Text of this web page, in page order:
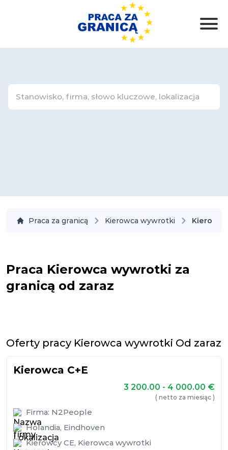
Praca za granicą Kierowca wywrotki
Praca Kierowca wywrotki za
granicą od zaraz
Oferty pracy Kierowca wywrotki Od zaraz
Kierowca C+E
3 200.00 - 4 000.00 €
( netto za miesiąc )
Firma: N2People
Holandia, Eindhoven
Kierowcy CE, Kierowca wywrotki